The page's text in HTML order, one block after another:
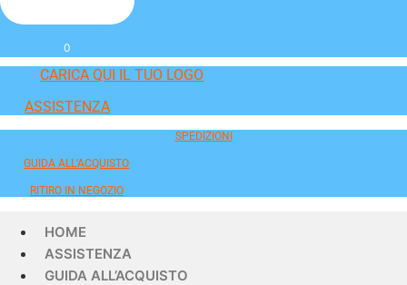
0
CARICA QUI IL TUO LOGO
ASSISTENZA
SPEDIZIONI
GUIDA ALL'ACQUISTO
RITIRO IN NEGOZIO
HOME
ASSISTENZA
GUIDA ALL’ACQUISTO